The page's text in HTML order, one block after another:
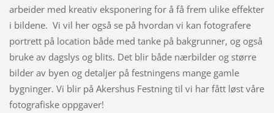
arbeider med kreativ eksponering for å få frem ulike effekter
i bildene. Vi vil her også se på hvordan vi kan fotografere
portrett på location både med tanke på bakgrunner, og også
bruke av dagslys og blits. Det blir både nærbilder og større
bilder av byen og detaljer på festningens mange gamle
bygninger. Vi blir på Akershus Festning til vi har fått løst våre
fotografiske oppgaver!